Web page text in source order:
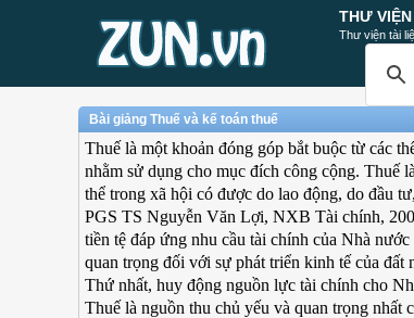
THƯ
Thư viện tài
Bài giảng Thuế và kế toán thuế
Thuế là một khoản đóng góp bắt buộc từ các
nhằm sử dụng cho mục đích công cộng. Thuế
thể trong xã hội có được do lao động, do đầu
PGS TS Nguyễn Văn Lợi, NXB Tài chính,
tiền tệ đáp ứng nhu cầu tài chính của Nhà
quan trọng đối với sự phát triển kinh tế của đất
Thứ nhất, huy động nguồn lực tài chính cho
Thuế là nguồn thu chủ yếu và quan trọng nhất